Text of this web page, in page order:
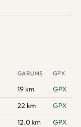
GARUMS GPX
19 km
GPX
22 km
GPX
12.0 km
GPX